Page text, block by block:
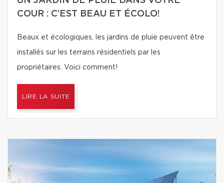
COUR : C’EST BEAU ET ÉCOLO!
Beaux et écologiques, les jardins de pluie peuvent être
installés sur les terrains résidentiels par les
propriétaires. Voici comment!
LIRE LA SUITE